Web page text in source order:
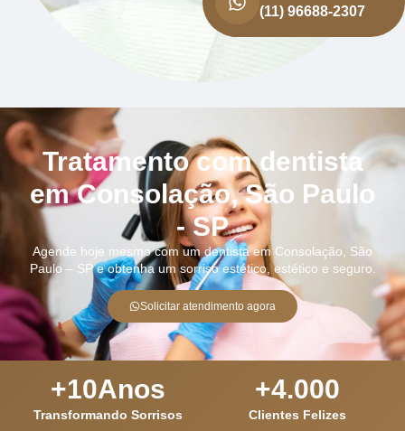
(11) 96688-2307
Tratamento com dentista
em Consolação, São Paulo
- SP
Agende hoje mesmo com um dentista em Consolação, São
Paulo – SP e obtenha um sorriso estético, estético e seguro.
Solicitar atendimento agora
Transformando Sorrisos
+10Anos
Clientes Felizes
+4.000